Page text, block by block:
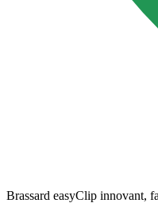
Brassard easyClip innovant,